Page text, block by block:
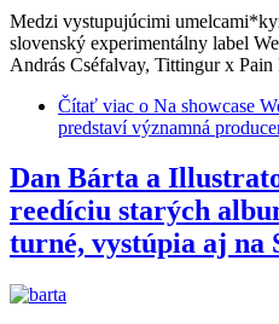
Medzi vystupujúcimi
slovenský experimentálny label
András Cséfalvay, Tittingur x Pain
Čítať viac o Na showcase
predstaví významná
Dan Bárta a
reedíciu starých
turné, vystúpia aj na